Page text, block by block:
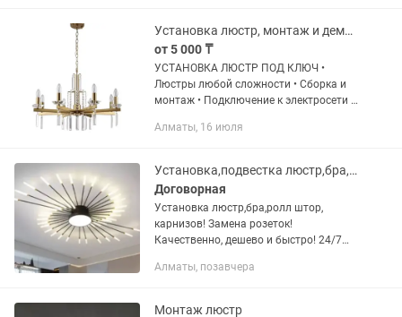
сфере...
Установка люстр, монтаж и демонтаж осветительных приборов
от 5 000 ₸
УСТАНОВКА ЛЮСТР ПОД КЛЮЧ •
Люстры любой сложности • Сборка и
монтаж • Подключение к электросети •
Гарантия на выполненные работы +
после...
Алматы, 16 июля
Установка,подвестка люстр,бра,ролл штор!
Договорная
Установка люстр,бра,ролл штор,
карнизов! Замена розеток!
Качественно, дешево и быстро! 24/7
время!
Алматы, позавчера
Монтаж люстр